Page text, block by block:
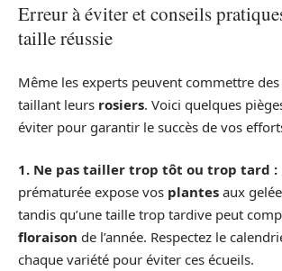
Erreur à éviter et conseils
taille réussie
Même les experts peuvent commettre
taillant leurs rosiers. Voici quelques
éviter pour garantir le succès de vos
1. Ne pas tailler trop tôt ou trop tard :
prématurée expose vos plantes aux
tandis qu’une taille trop tardive peut
floraison de l’année. Respectez le
chaque variété pour éviter ces écueils.